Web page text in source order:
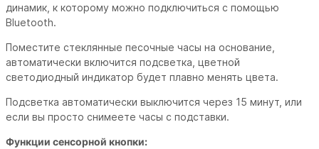
динамик, к которому можно подключиться с помощью
Bluetooth.
Поместите стеклянные песочные часы на основание,
автоматически включится подсветка, цветной
светодиодный индикатор будет плавно менять цвета.
Подсветка автоматически выключится через 15 минут, или
если вы просто снимеете часы с подставки.
Функции сенсорной кнопки: